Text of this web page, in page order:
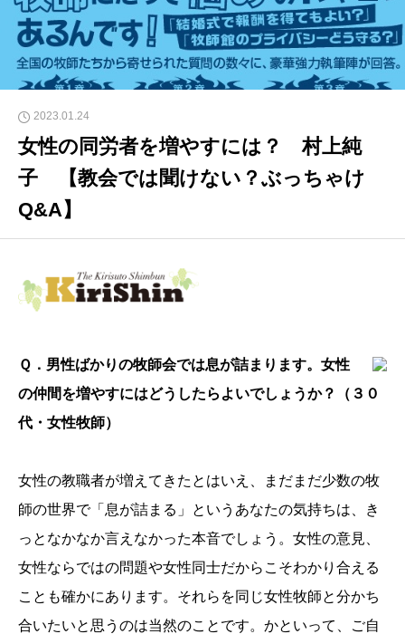
2023.01.24
女性の同労者を増やすには？ 村上純
子 【教会では聞けない？ぶっちゃけ
Q&A】
Ｑ．男性ばかりの牧師会では息が詰まります。女性
の仲間を増やすにはどうしたらよいでしょうか？（３０
代・女性牧師）
女性の教職者が増えてきたとはいえ、まだまだ少数の牧
師の世界で「息が詰まる」というあなたの気持ちは、き
っとなかなか言えなかった本音でしょう。女性の意見、
女性ならではの問題や女性同士だからこそわかり合える
ことも確かにあります。それらを同じ女性牧師と分かち
合いたいと思うのは当然のことです。かといって、ご自